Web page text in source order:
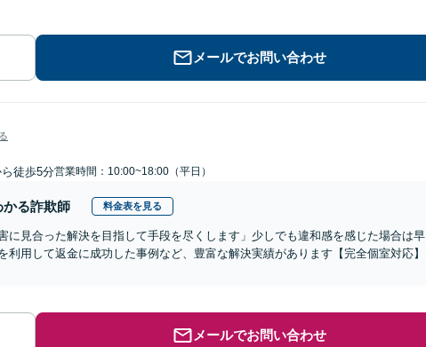
メールでお問い合わせ
徒歩5分営業時間：10:00~18:00（平日）
る詐欺師 料金表を見る
に見合った解決を目指して手段を尽くします」少しでも違和感を感じた場合は早
用して返金に成功した事例など、豊富な解決実績があります【完全個室対応】
メールでお問い合わせ